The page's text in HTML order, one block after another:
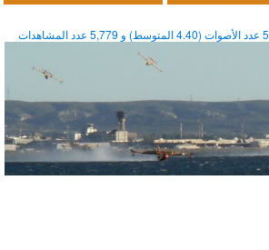
5عدد الأصوات (4.40المتوسط) و 5,779عدد المشاهدات